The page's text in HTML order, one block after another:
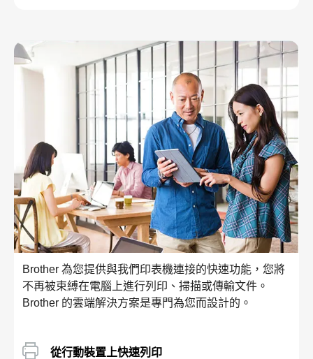
Brother 為您提供與我們印表機連接的快速功能，您將
不再被束縛在電腦上進行列印、掃描或傳輸文件。
Brother 的雲端解決方案是專門為您而設計的。
從行動裝置上快速列印